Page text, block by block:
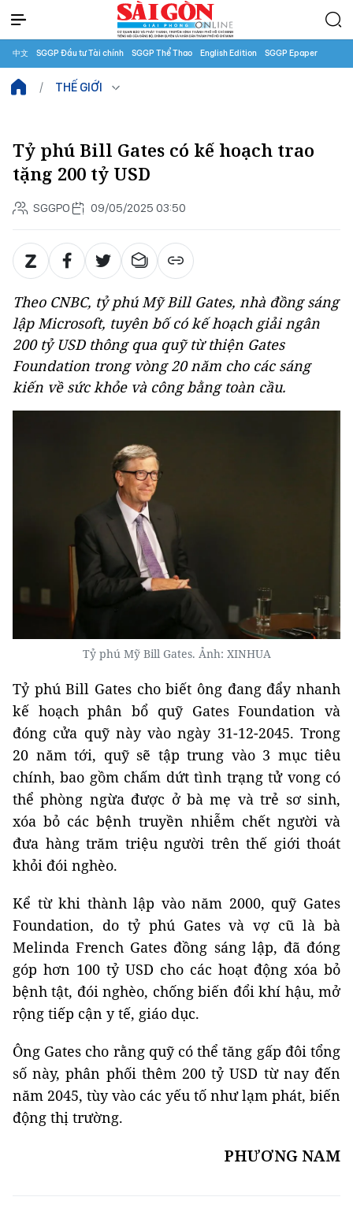
中文 SGGP Đầu tư Tài chính SGGP Thể Thao English Edition SGGP Epaper
THẾ GIỚI
Tỷ phú Bill Gates có kế hoạch trao
tặng 200 tỷ USD
SGGPO 09/05/2025 03:50
Theo CNBC, tỷ phú Mỹ Bill Gates, nhà đồng sáng
lập Microsoft, tuyên bố có kế hoạch giải ngân
200 tỷ USD thông qua quỹ từ thiện Gates
Foundation trong vòng 20 năm cho các sáng
kiến về sức khỏe và công bằng toàn cầu.
Tỷ phú Mỹ Bill Gates. Ảnh: XINHUA
Tỷ phú Bill Gates cho biết ông đang đẩy nhanh
kế hoạch phân bổ quỹ Gates Foundation và
đóng cửa quỹ này vào ngày 31-12-2045. Trong
20 năm tới, quỹ sẽ tập trung vào 3 mục tiêu
chính, bao gồm chấm dứt tình trạng tử vong có
thể phòng ngừa được ở bà mẹ và trẻ sơ sinh,
xóa bỏ các bệnh truyền nhiễm chết người và
đưa hàng trăm triệu người trên thế giới thoát
khỏi đói nghèo.
Kể từ khi thành lập vào năm 2000, quỹ Gates
Foundation, do tỷ phú Gates và vợ cũ là bà
Melinda French Gates đồng sáng lập, đã đóng
góp hơn 100 tỷ USD cho các hoạt động xóa bỏ
bệnh tật, đói nghèo, chống biến đổi khí hậu, mở
rộng tiếp cận y tế, giáo dục.
Ông Gates cho rằng quỹ có thể tăng gấp đôi tổng
số này, phân phối thêm 200 tỷ USD từ nay đến
năm 2045, tùy vào các yếu tố như lạm phát, biến
động thị trường.
PHƯƠNG NAM